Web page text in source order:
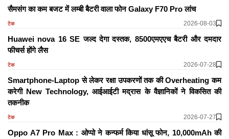
सैमसंग का कम बजट में लम्बी बैटरी वाला फोन Galaxy F70 Pro लांच
टेक 2026-08-03
Huawei nova 16 SE जल्द देगा दस्तक, 8500एमएएच बैटरी और दमदार
फीचर्स होंगे लैस
टेक 2026-07-28
Smartphone-Laptop से लेकर रक्षा उपकरणों तक की Overheating कम
करेगी New Technology, आईआईटी मद्रास के वैज्ञानिकों ने विकसित की
तकनीक
टेक 2026-07-27
Oppo A7 Pro Max : ओप्पो ने कन्फर्म किया धांसू फोन, 10,000mAh की